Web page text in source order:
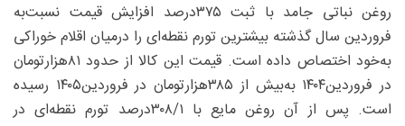
روغن نباتی جامد با ثبت ۳۷۵‌درصد افزایش قیمت نسبت‌به
‌فروردین سال گذشته بیشترین تورم نقطه‌ای را درمیان اقلام خوراکی
به‌خود اختصاص داده است. قیمت این کالا از حدود ۸۱‌هزارتومان
در فروردین۱۴۰۴ به‌بیش از ۳۸۵‌هزارتومان در فروردین۱۴۰۵ رسیده
است. پس از آن روغن مایع با ۱/‏۳۰۸‌درصد تورم نقطه‌ای در